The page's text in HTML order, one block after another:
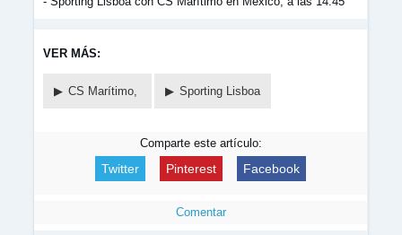
VER MÁS:
CS Marítimo, Sporting Lisboa
Comparte este artículo:
Twitter Pinterest Facebook
Comentar